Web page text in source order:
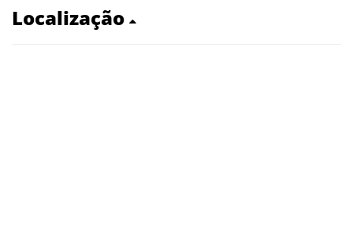
Localização